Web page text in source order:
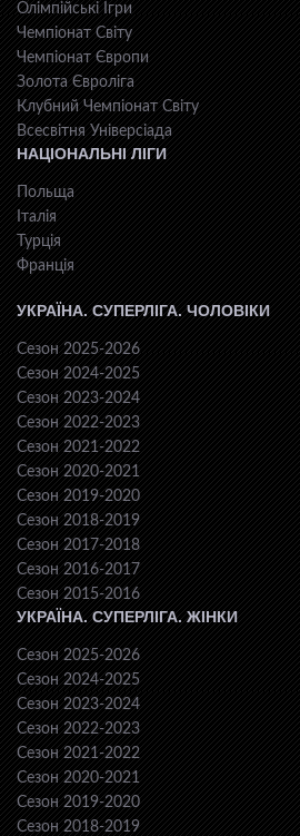
Олімпійські Ігри
Чемпіонат Світу
Чемпіонат Європи
Золота Євроліга
Клубний Чемпіонат Світу
Всесвiтня Унiверсiaда
НАЦІОНАЛЬНІ ЛІГИ
Польща
Італія
Турція
Франція
УКРАЇНА. СУПЕРЛІГА. ЧОЛОВІКИ
Сезон 2025-2026
Сезон 2024-2025
Сезон 2023-2024
Сезон 2022-2023
Сезон 2021-2022
Сезон 2020-2021
Сезон 2019-2020
Сезон 2018-2019
Сезон 2017-2018
Сезон 2016-2017
Сезон 2015-2016
УКРАЇНА. СУПЕРЛІГА. ЖІНКИ
Сезон 2025-2026
Сезон 2024-2025
Сезон 2023-2024
Сезон 2022-2023
Сезон 2021-2022
Сезон 2020-2021
Сезон 2019-2020
Сезон 2018-2019